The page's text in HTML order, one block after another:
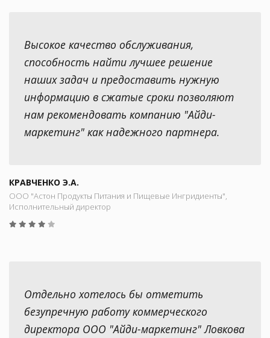
Высокое качество обслуживания,
способность найти лучшее решение
наших задач и предоставить нужную
информацию в сжатые сроки позволяют
нам рекомендовать компанию "Айди-
маркетинг" как надежного партнера.
КРАВЧЕНКО Э.А.
ООО "Астон Продукты Питания и Пищевые Ингридиенты",
Исполнительный директор
Отдельно хотелось бы отметить
безупречную работу коммерческого
директора ООО "Айди-маркетинг" Ловкова